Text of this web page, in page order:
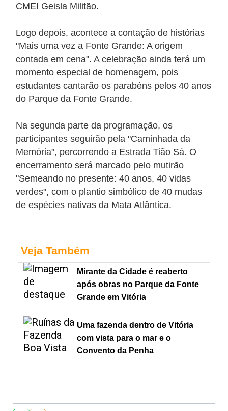
CMEI Geisla Militão.
Logo depois, acontece a contação de histórias
"Mais uma vez a Fonte Grande: A origem
contada em cena". A celebração ainda terá um
momento especial de homenagem, pois
estudantes cantarão os parabéns pelos 40 anos
do Parque da Fonte Grande.
Na segunda parte da programação, os
participantes seguirão pela "Caminhada da
Memória", percorrendo a Estrada Tião Sá. O
encerramento será marcado pelo mutirão
"Semeando no presente: 40 anos, 40 vidas
verdes", com o plantio simbólico de 40 mudas
de espécies nativas da Mata Atlântica.
Veja Também
Mirante da Cidade é reaberto
após obras no Parque da Fonte
Grande em Vitória
Uma fazenda dentro de Vitória
com vista para o mar e o
Convento da Penha